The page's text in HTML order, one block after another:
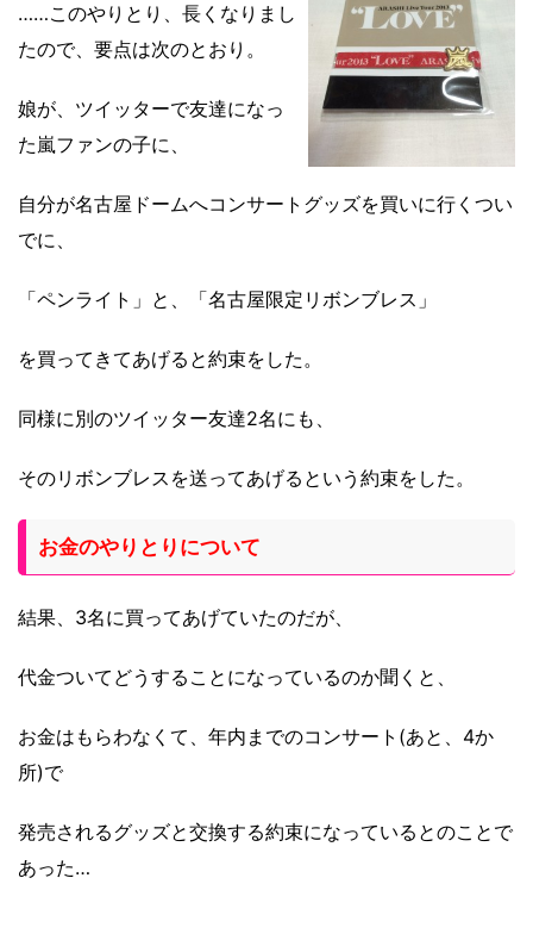
……このやりとり、長くなりまし
たので、要点は次のとおり。
娘が、ツイッターで友達になっ
た嵐ファンの子に、
自分が名古屋ドームへコンサートグッズを買いに行くつい
でに、
「ペンライト」と、「名古屋限定リボンブレス」
を買ってきてあげると約束をした。
同様に別のツイッター友達2名にも、
そのリボンブレスを送ってあげるという約束をした。
お金のやりとりについて
結果、3名に買ってあげていたのだが、
代金ついてどうすることになっているのか聞くと、
お金はもらわなくて、 年内までのコンサート(あと、4か
所)で
発売されるグッズと交換する約束になっているとのことで
あった…